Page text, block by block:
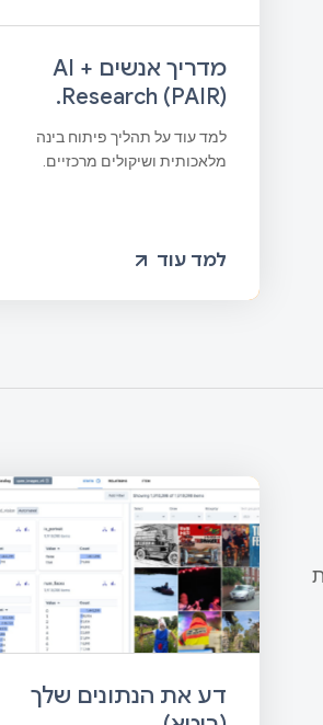
מדריך אנשים + AI
Research (PAIR).
למד עוד על תהליך פיתוח בינה
מלאכותית ושיקולים מרכזיים.
למד עוד
דע את הנתונים שלך